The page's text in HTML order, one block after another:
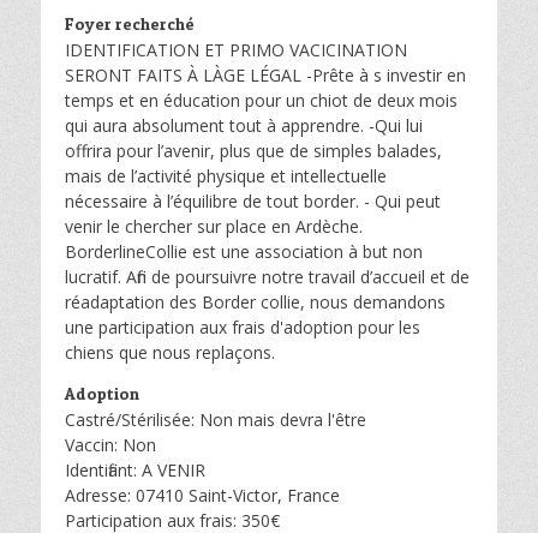
Foyer recherché
IDENTIFICATION ET PRIMO VACICINATION
SERONT FAITS À LÀGE LÉGAL -Prête à s investir en
temps et en éducation pour un chiot de deux mois
qui aura absolument tout à apprendre. -Qui lui
offrira pour l’avenir, plus que de simples balades,
mais de l’activité physique et intellectuelle
nécessaire à l’équilibre de tout border. - Qui peut
venir le chercher sur place en Ardèche.
BorderlineCollie est une association à but non
lucratif. Afin de poursuivre notre travail d’accueil et de
réadaptation des Border collie, nous demandons
une participation aux frais d'adoption pour les
chiens que nous replaçons.
Adoption
Castré/Stérilisée: Non mais devra l'être
Vaccin: Non
Identifiant: A VENIR
Adresse: 07410 Saint-Victor, France
Participation aux frais: 350€